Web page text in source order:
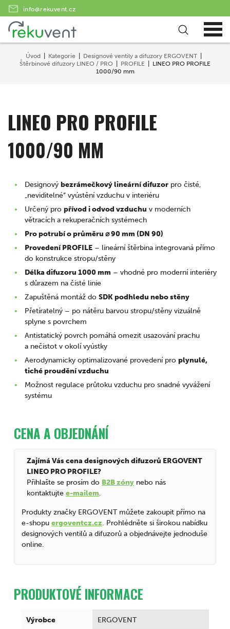
info@rekuvent.cz
Úvod Kategorie
Designové ventily a difuzory ERGOVENT
Štěrbinové difuzory LINEO / PRO
PROFILE
LINEO PRO PROFILE
1000/90 mm
LINEO PRO PROFILE
1000/90 MM
Designový bezrámečkový lineární difuzor pro čisté,
„neviditelné“ vyústění vzduchu v interiéru
Určený pro přívod i odvod vzduchu v moderních
větracích a rekuperačních systémech
Pro potrubí o průměru ⌀ 90 mm (DN 90)
Provedení PROFILE – lineární štěrbina integrovaná přímo
do konstrukce stropu/stěny
Délka difuzoru 1000 mm – vhodné pro moderní interiéry
s důrazem na čisté linie
Zapuštěná montáž do SDK podhledu nebo stěny
Přetíratelný – po nátěru barvou stropu/stěny vizuálně
splyne s povrchem
Antistatický povrch pomáhá omezit usazování prachu
a nečistot v okolí vyústky
Aerodynamicky optimalizované provedení pro plynulé,
tiché proudění vzduchu
Možnost regulace průtoku vzduchu pro snadné vyvážení
systému
CENA A OBJEDNÁNÍ
Zajímá Vás cena designových difuzorů ERGOVENT
LINEO PRO PROFILE?
Přihlašte se prosím do B2B zóny nebo nás
kontaktujte e-mailem.
Produkty značky ERGOVENT můžete zakoupit přímo na
e-shopu ergoventcz.cz. Prohlédněte si širokou nabídku
designových ventilů a difuzorů a objednávejte jednoduše
online.
PRODUKTOVÉ INFORMACE
Výrobce ERGOVENT